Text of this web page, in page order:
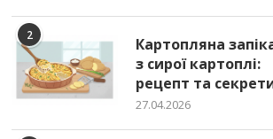
2
Картопляна
з сирої картоплі:
рецепт та
27.04.2026